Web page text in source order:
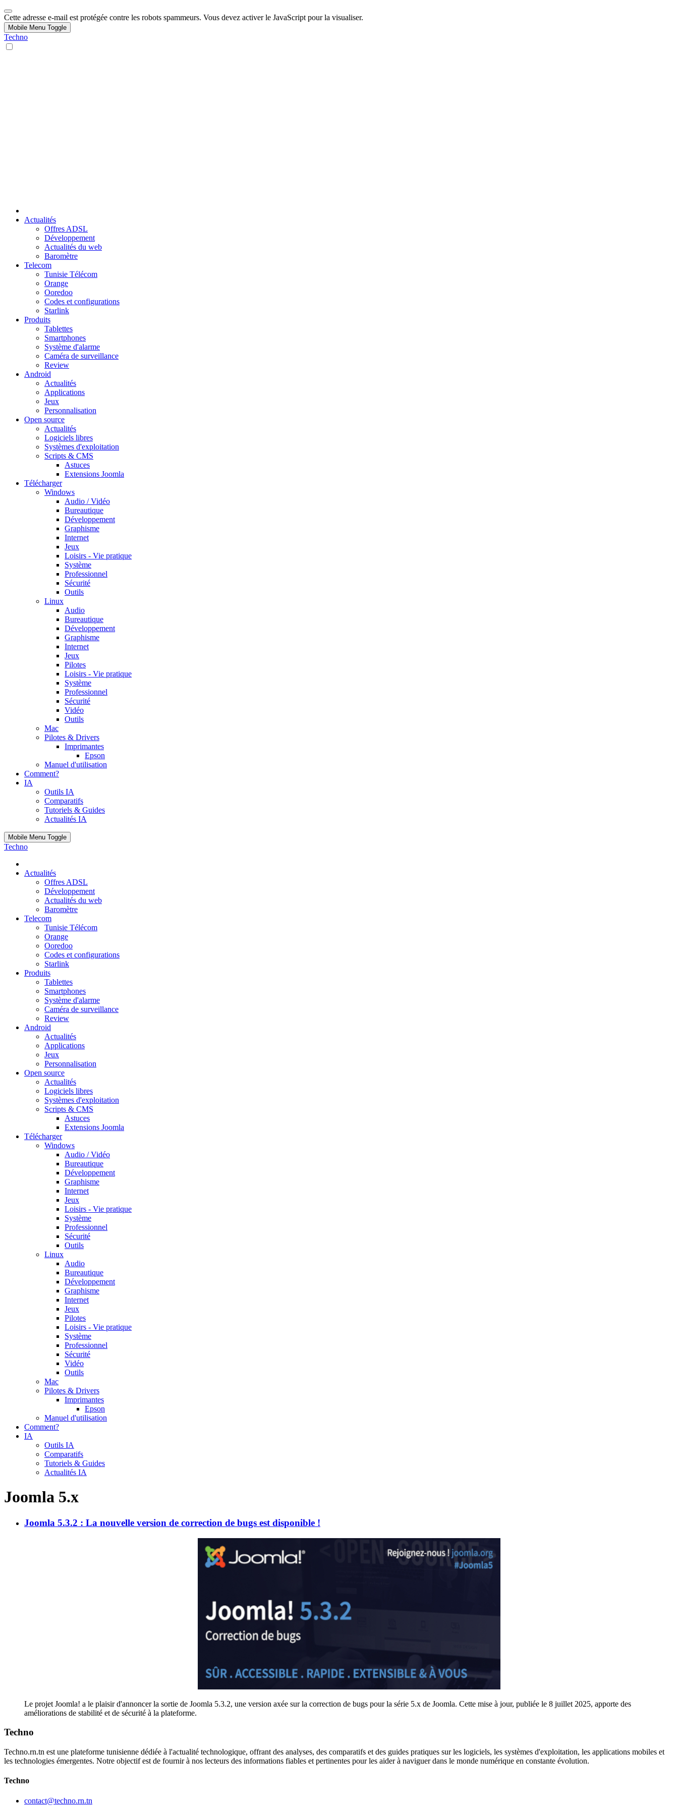
Cette adresse e-mail est protégée contre les robots spammeurs. Vous devez activer le JavaScript pour la visualiser.
Mobile Menu Toggle
Techno
Actualités
Offres ADSL
Développement
Actualités du web
Baromètre
Telecom
Tunisie Télécom
Orange
Ooredoo
Codes et configurations
Starlink
Produits
Tablettes
Smartphones
Système d'alarme
Caméra de surveillance
Review
Android
Actualités
Applications
Jeux
Personnalisation
Open source
Actualités
Logiciels libres
Systèmes d'exploitation
Scripts & CMS
Astuces
Extensions Joomla
Télécharger
Windows
Audio / Vidéo
Bureautique
Développement
Graphisme
Internet
Jeux
Loisirs - Vie pratique
Système
Professionnel
Sécurité
Outils
Linux
Audio
Bureautique
Développement
Graphisme
Internet
Jeux
Pilotes
Loisirs - Vie pratique
Système
Professionnel
Sécurité
Vidéo
Outils
Mac
Pilotes & Drivers
Imprimantes
Epson
Manuel d'utilisation
Comment?
IA
Outils IA
Comparatifs
Tutoriels & Guides
Actualités IA
Mobile Menu Toggle
Techno
Actualités
Offres ADSL
Développement
Actualités du web
Baromètre
Telecom
Tunisie Télécom
Orange
Ooredoo
Codes et configurations
Starlink
Produits
Tablettes
Smartphones
Système d'alarme
Caméra de surveillance
Review
Android
Actualités
Applications
Jeux
Personnalisation
Open source
Actualités
Logiciels libres
Systèmes d'exploitation
Scripts & CMS
Astuces
Extensions Joomla
Télécharger
Windows
Audio / Vidéo
Bureautique
Développement
Graphisme
Internet
Jeux
Loisirs - Vie pratique
Système
Professionnel
Sécurité
Outils
Linux
Audio
Bureautique
Développement
Graphisme
Internet
Jeux
Pilotes
Loisirs - Vie pratique
Système
Professionnel
Sécurité
Vidéo
Outils
Mac
Pilotes & Drivers
Imprimantes
Epson
Manuel d'utilisation
Comment?
IA
Outils IA
Comparatifs
Tutoriels & Guides
Actualités IA
Joomla 5.x
Joomla 5.3.2 : La nouvelle version de correction de bugs est disponible !
Le projet Joomla! a le plaisir d'annoncer la sortie de Joomla 5.3.2, une version axée sur la correction de bugs pour la série 5.x de Joomla. Cette mise à jour, publiée le 8 juillet 2025, apporte des
améliorations de stabilité et de sécurité à la plateforme.
Techno
Techno.rn.tn est une plateforme tunisienne dédiée à l'actualité technologique, offrant des analyses, des comparatifs et des guides pratiques sur les logiciels, les systèmes d'exploitation, les applications mobiles et
les technologies émergentes. Notre objectif est de fournir à nos lecteurs des informations fiables et pertinentes pour les aider à naviguer dans le monde numérique en constante évolution.
Techno
contact@techno.rn.tn